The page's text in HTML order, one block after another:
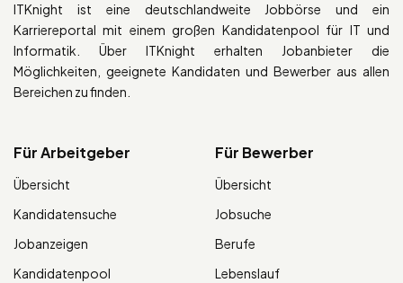
ITKnight ist eine deutschlandweite Jobbörse und ein
Karriereportal mit einem großen Kandidatenpool für IT und
Informatik. Über ITKnight erhalten Jobanbieter die
Möglichkeiten, geeignete Kandidaten und Bewerber aus allen
Bereichen zu finden.
Für Arbeitgeber
Übersicht
Kandidatensuche
Jobanzeigen
Kandidatenpool
Für Bewerber
Übersicht
Jobsuche
Berufe
Lebenslauf